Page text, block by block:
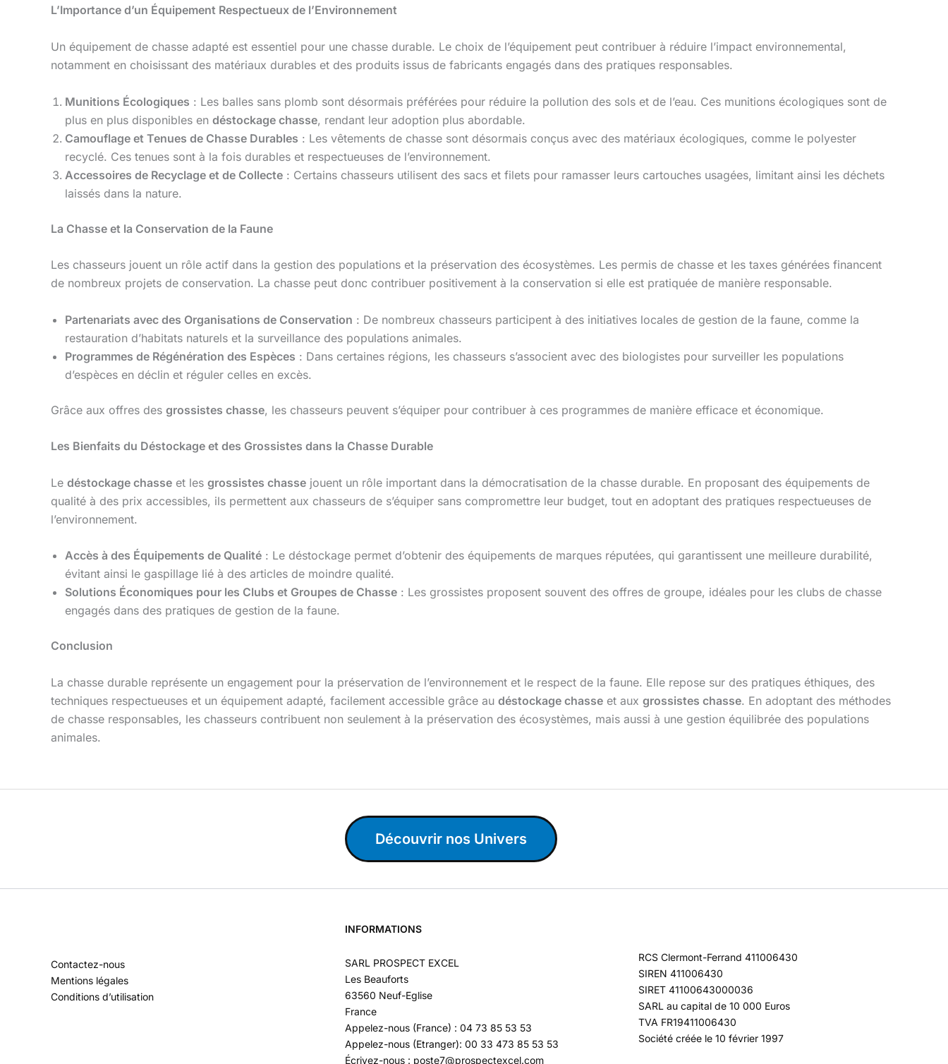
L’Importance d’un Équipement Respectueux de l’Environnement
Un équipement de chasse adapté est essentiel pour une chasse durable. Le choix de l’équipement peut contribuer à réduire l’impact environnemental,
notamment en choisissant des matériaux durables et des produits issus de fabricants engagés dans des pratiques responsables.
Munitions Écologiques : Les balles sans plomb sont désormais préférées pour réduire la pollution des sols et de l’eau. Ces munitions écologiques sont de
plus en plus disponibles en déstockage chasse, rendant leur adoption plus abordable.
Camouflage et Tenues de Chasse Durables : Les vêtements de chasse sont désormais conçus avec des matériaux écologiques, comme le polyester
recyclé. Ces tenues sont à la fois durables et respectueuses de l’environnement.
Accessoires de Recyclage et de Collecte : Certains chasseurs utilisent des sacs et filets pour ramasser leurs cartouches usagées, limitant ainsi les déchets
laissés dans la nature.
La Chasse et la Conservation de la Faune
Les chasseurs jouent un rôle actif dans la gestion des populations et la préservation des écosystèmes. Les permis de chasse et les taxes générées financent
de nombreux projets de conservation. La chasse peut donc contribuer positivement à la conservation si elle est pratiquée de manière responsable.
Partenariats avec des Organisations de Conservation : De nombreux chasseurs participent à des initiatives locales de gestion de la faune, comme la
restauration d’habitats naturels et la surveillance des populations animales.
Programmes de Régénération des Espèces : Dans certaines régions, les chasseurs s’associent avec des biologistes pour surveiller les populations
d’espèces en déclin et réguler celles en excès.
Grâce aux offres des grossistes chasse, les chasseurs peuvent s’équiper pour contribuer à ces programmes de manière efficace et économique.
Les Bienfaits du Déstockage et des Grossistes dans la Chasse Durable
Le déstockage chasse et les grossistes chasse jouent un rôle important dans la démocratisation de la chasse durable. En proposant des équipements de
qualité à des prix accessibles, ils permettent aux chasseurs de s’équiper sans compromettre leur budget, tout en adoptant des pratiques respectueuses de
l’environnement.
Accès à des Équipements de Qualité : Le déstockage permet d’obtenir des équipements de marques réputées, qui garantissent une meilleure durabilité,
évitant ainsi le gaspillage lié à des articles de moindre qualité.
Solutions Économiques pour les Clubs et Groupes de Chasse : Les grossistes proposent souvent des offres de groupe, idéales pour les clubs de chasse
engagés dans des pratiques de gestion de la faune.
Conclusion
La chasse durable représente un engagement pour la préservation de l’environnement et le respect de la faune. Elle repose sur des pratiques éthiques, des
techniques respectueuses et un équipement adapté, facilement accessible grâce au déstockage chasse et aux grossistes chasse. En adoptant des méthodes
de chasse responsables, les chasseurs contribuent non seulement à la préservation des écosystèmes, mais aussi à une gestion équilibrée des populations
animales.
Découvrir nos Univers
Contactez-nous
Mentions légales
Conditions d’utilisation
INFORMATIONS
SARL PROSPECT EXCEL
Les Beauforts
63560 Neuf-Eglise
France
Appelez-nous (France) : 04 73 85 53 53
Appelez-nous (Etranger): 00 33 473 85 53 53
Écrivez-nous : poste7@prospectexcel.com
RCS Clermont-Ferrand 411006430
SIREN 411006430
SIRET 41100643000036
SARL au capital de 10 000 Euros
TVA FR19411006430
Société créée le 10 février 1997